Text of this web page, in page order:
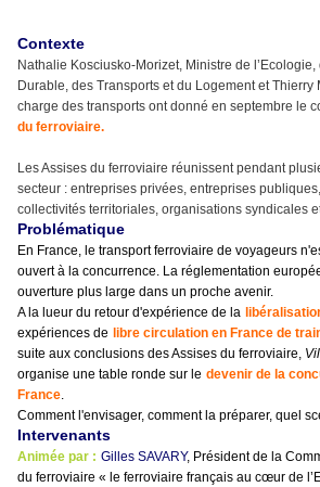
Contexte
Nathalie Kosciusko-Morizet, Ministre de
Durable, des Transports et du Logement et Thierry
charge des transports ont donné en septembre le
du ferroviaire.
Les Assises du ferroviaire réunissent pendant
secteur : entreprises privées, entreprises
collectivités territoriales, organisations syndicales
Problématique
En France, le transport ferroviaire de voyageurs
ouvert à la concurrence. La réglementation
ouverture plus large dans un proche avenir.
A la lueur du retour d'expérience de la
expériences de libre circulation en France de
suite aux conclusions des Assises du ferroviaire,
organise une table ronde sur le devenir de la
France.
Comment l'envisager, comment la préparer, quel
Intervenants
Animée par : Gilles SAVARY, Président de la
du ferroviaire « le ferroviaire français au cœur de